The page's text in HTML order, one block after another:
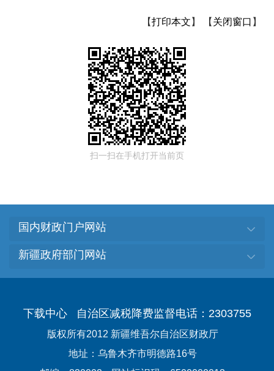
【打印本文 】 【 关闭窗口 】
扫一扫在手机打开当前页
国内财政门户网站
新疆政府部门网站
下载中心 自治区减税降费监督电话：2303755
版权所有2012 新疆维吾尔自治区财政厅
地址：乌鲁木齐市明德路16号